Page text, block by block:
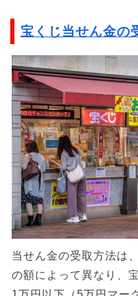
宝くじ当せん金の
当せん金の受取方法は
の額によって異なり、